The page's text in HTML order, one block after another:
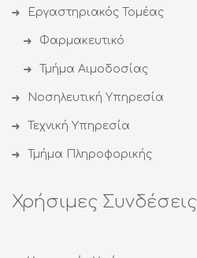
Εργαστηριακός Τομέας
Φαρμακευτικό
Τμήμα Αιμοδοσίας
Νοσηλευτική Υπηρεσία
Τεχνική Υπηρεσία
Τμήμα Πληροφορικής
Χρήσιμες Συνδέσεις